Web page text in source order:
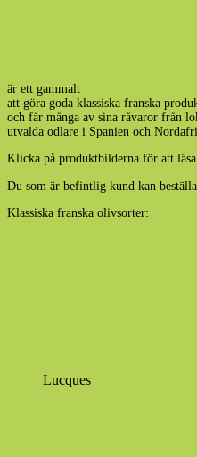
är ett gammalt
att göra goda klassiska franska
och får många av sina råvaror från
utvalda odlare i Spanien och
Klicka på produktbilderna för att
Du som är befintlig kund kan
Klassiska franska olivsorter:
Lucques